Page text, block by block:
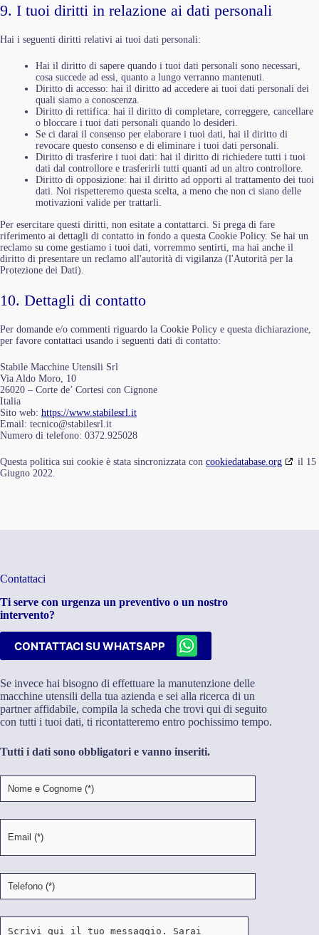
9. I tuoi diritti in relazione ai dati personali
Hai i seguenti diritti relativi ai tuoi dati personali:
Hai il diritto di sapere quando i tuoi dati personali sono necessari,
cosa succede ad essi, quanto a lungo verranno mantenuti.
Diritto di accesso: hai il diritto ad accedere ai tuoi dati personali dei
quali siamo a conoscenza.
Diritto di rettifica: hai il diritto di completare, correggere, cancellare
o bloccare i tuoi dati personali quando lo desideri.
Se ci darai il consenso per elaborare i tuoi dati, hai il diritto di
revocare questo consenso e di eliminare i tuoi dati personali.
Diritto di trasferire i tuoi dati: hai il diritto di richiedere tutti i tuoi
dati dal controllore e trasferirli tutti quanti ad un altro controllore.
Diritto di opposizione: hai il diritto ad opporti al trattamento dei tuoi
dati. Noi rispetteremo questa scelta, a meno che non ci siano delle
motivazioni valide per trattarli.
Per esercitare questi diritti, non esitate a contattarci. Si prega di fare
riferimento ai dettagli di contatto in fondo a questa Cookie Policy. Se hai un
reclamo su come gestiamo i tuoi dati, vorremmo sentirti, ma hai anche il
diritto di presentare un reclamo all'autorità di vigilanza (l'Autorità per la
Protezione dei Dati).
10. Dettagli di contatto
Per domande e/o commenti riguardo la Cookie Policy e questa dichiarazione,
per favore contattaci usando i seguenti dati di contatto:
Stabile Macchine Utensili Srl
Via Aldo Moro, 10
26020 – Corte de’ Cortesi con Cignone
Italia
Sito web: https://www.stabilesrl.it
Email: tecnico@stabilesrl.it
Numero di telefono: 0372.925028
Questa politica sui cookie è stata sincronizzata con cookiedatabase.org
il 15
Giugno 2022.
Contattaci
Ti serve con urgenza un preventivo o un nostro
intervento?
CONTATTACI SU WHATSAPP
Se invece hai bisogno di effettuare la manutenzione delle
macchine utensili della tua azienda e sei alla ricerca di un
partner affidabile, compila la scheda che trovi qui di seguito
con tutti i tuoi dati, ti ricontatteremo entro pochissimo tempo.
Tutti i dati sono obbligatori e vanno inseriti.